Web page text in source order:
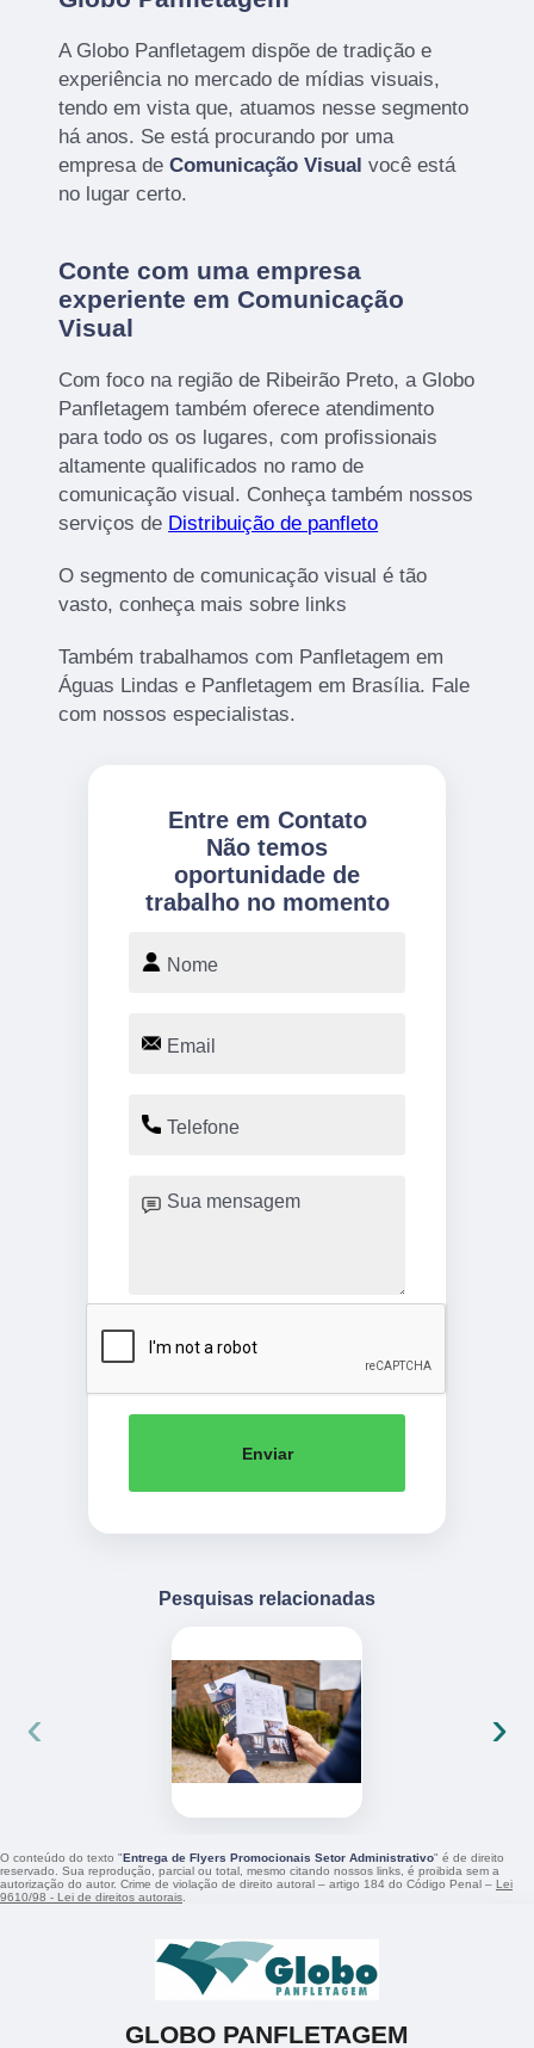
A Globo Panfletagem dispõe de tradição e
experiência no mercado de mídias visuais,
tendo em vista que, atuamos nesse segmento
há anos. Se está procurando por uma
empresa deComunicação Visual você está
no lugar certo.
Conte com uma empresa
experiente em Comunicação
Visual
Com foco na região de Ribeirão Preto, a Globo
Panfletagem também oferece atendimento
para todo os os lugares, com profissionais
altamente qualificados no ramo de
comunicação visual. Conheça também nossos
serviços de Distribuição de panfleto
O segmento de comunicação visual é tão
vasto, conheça mais sobre links
Também trabalhamos com Panfletagem em
Águas Lindas e Panfletagem em Brasília. Fale
com nossos especialistas.
Entre em Contato
Não temos
oportunidade de
trabalho no momento
Enviar
Pesquisas relacionadas
‹ ›
O conteúdo do texto "Entrega de Flyers Promocionais Setor Administrativo" é de direito
reservado. Sua reprodução, parcial ou total, mesmo citando nossos links, é proibida sem a
autorização do autor. Crime de violação de direito autoral – artigo 184 do Código Penal – Lei
9610/98 - Lei de direitos autorais
GLOBO PANFLETAGEM